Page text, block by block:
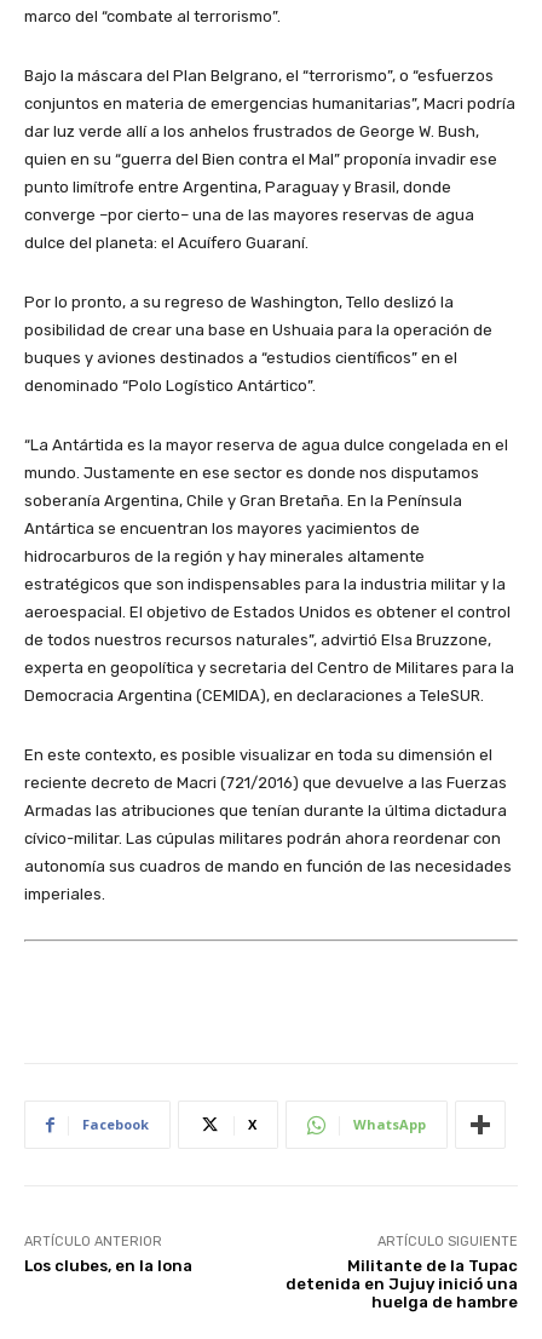
marco del “combate al terrorismo”.
Bajo la máscara del Plan Belgrano, el “terrorismo”, o “esfuerzos
conjuntos en materia de emergencias humanitarias”, Macri podría
dar luz verde allí a los anhelos frustrados de George W. Bush,
quien en su “guerra del Bien contra el Mal” proponía invadir ese
punto limítrofe entre Argentina, Paraguay y Brasil, donde
converge –por cierto– una de las mayores reservas de agua
dulce del planeta: el Acuífero Guaraní.
Por lo pronto, a su regreso de Washington, Tello deslizó la
posibilidad de crear una base en Ushuaia para la operación de
buques y aviones destinados a “estudios científicos” en el
denominado “Polo Logístico Antártico”.
“La Antártida es la mayor reserva de agua dulce congelada en el
mundo. Justamente en ese sector es donde nos disputamos
soberanía Argentina, Chile y Gran Bretaña. En la Península
Antártica se encuentran los mayores yacimientos de
hidrocarburos de la región y hay minerales altamente
estratégicos que son indispensables para la industria militar y la
aeroespacial. El objetivo de Estados Unidos es obtener el control
de todos nuestros recursos naturales”, advirtió Elsa Bruzzone,
experta en geopolítica y secretaria del Centro de Militares para la
Democracia Argentina (CEMIDA), en declaraciones a TeleSUR.
En este contexto, es posible visualizar en toda su dimensión el
reciente decreto de Macri (721/2016) que devuelve a las Fuerzas
Armadas las atribuciones que tenían durante la última dictadura
cívico-militar. Las cúpulas militares podrán ahora reordenar con
autonomía sus cuadros de mando en función de las necesidades
imperiales.
Facebook X WhatsApp
ARTÍCULO ANTERIOR
Los clubes, en la lona
ARTÍCULO SIGUIENTE
Militante de la Tupac
detenida en Jujuy inició una
huelga de hambre